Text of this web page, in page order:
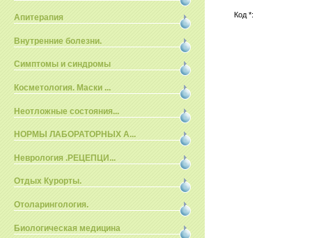
Апитерапия
Внутренние болезни.
Симптомы и синдромы
Косметология. Маски ...
Неотложные состояния...
НОРМЫ ЛАБОРАТОРНЫХ А...
Неврология .РЕЦЕПЦИ...
Отдых Курорты.
Отоларингология.
Биологическая медицина
Код *: